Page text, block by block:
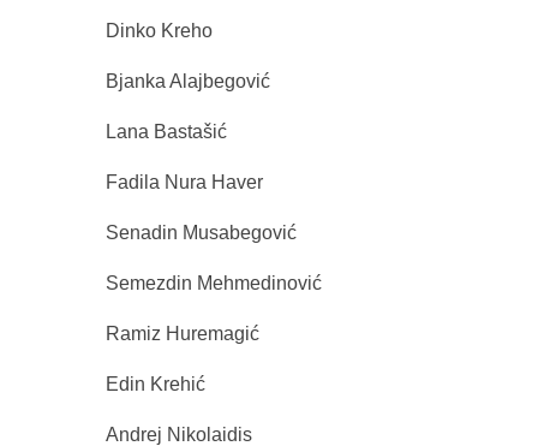
Dinko Kreho
Bjanka Alajbegović
Lana Bastašić
Fadila Nura Haver
Senadin Musabegović
Semezdin Mehmedinović
Ramiz Huremagić
Edin Krehić
Andrej Nikolaidis